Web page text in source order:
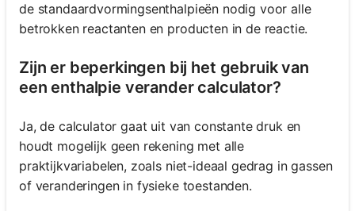
de standaardvormingsenthalpieën nodig voor alle
betrokken reactanten en producten in de reactie.
Zijn er beperkingen bij het gebruik van
een enthalpie verander calculator?
Ja, de calculator gaat uit van constante druk en
houdt mogelijk geen rekening met alle
praktijkvariabelen, zoals niet-ideaal gedrag in gassen
of veranderingen in fysieke toestanden.